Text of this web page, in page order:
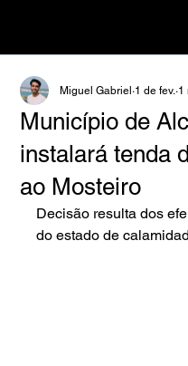
Município de
instalará tenda
ao Mosteiro
Miguel Gabriel 1 de fev. 1
Decisão resulta dos
do estado de